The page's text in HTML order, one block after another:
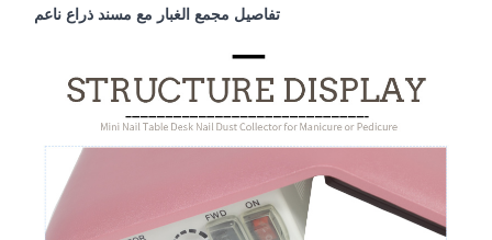
تفاصيل مجمع الغبار مع مسند ذراع ناعم